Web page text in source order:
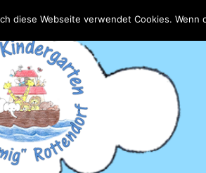
diese Webseite verwendet Cookies.